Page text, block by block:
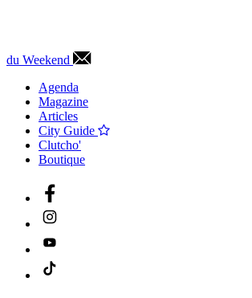
du Weekend
Agenda
Magazine
Articles
City Guide
Clutcho'
Boutique